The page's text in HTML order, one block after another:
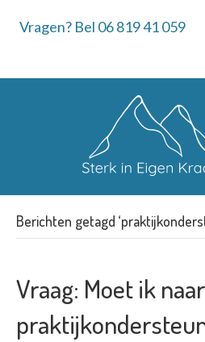
Vragen? Bel 06 819 41 059
Berichten getagd
Vraag: Moet ik